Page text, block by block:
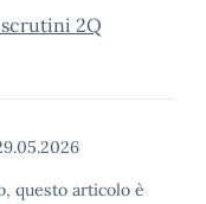
scrutini 2Q
questo articolo è